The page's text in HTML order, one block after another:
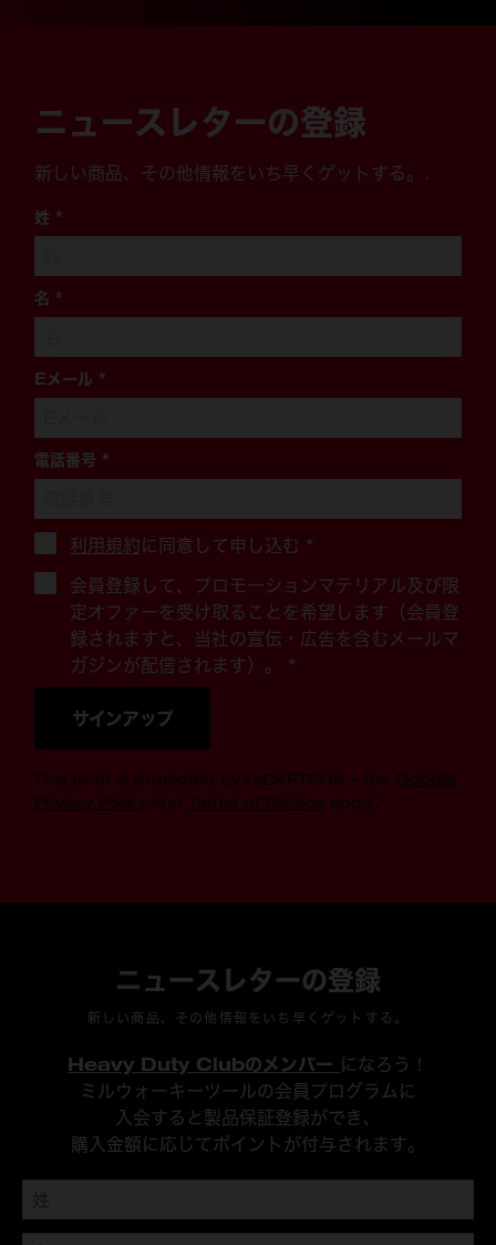
ニュースレターの登録
新しい商品、その他情報をいち早くゲットする。.
姓 *
名 *
Eメール *
電話番号 *
利用規約に同意して申し込む *
会員登録して、プロモーションマテリアル及び限
定オファーを受け取ることを希望します（会員登
録されますと、当社の宣伝・広告を含むメールマ
ガジンが配信されます）。 *
サインアップ
This form is protected by reCAPTCHA - the Google
Privacy Policyand Terms of Service apply.
ニュースレターの登録
新しい商品、その他情報をいち早くゲットする。
Heavy Duty Clubのメンバー になろう！
ミルウォーキーツールの会員プログラムに
入会すると製品保証登録ができ、
購入金額に応じてポイントが付与されます。